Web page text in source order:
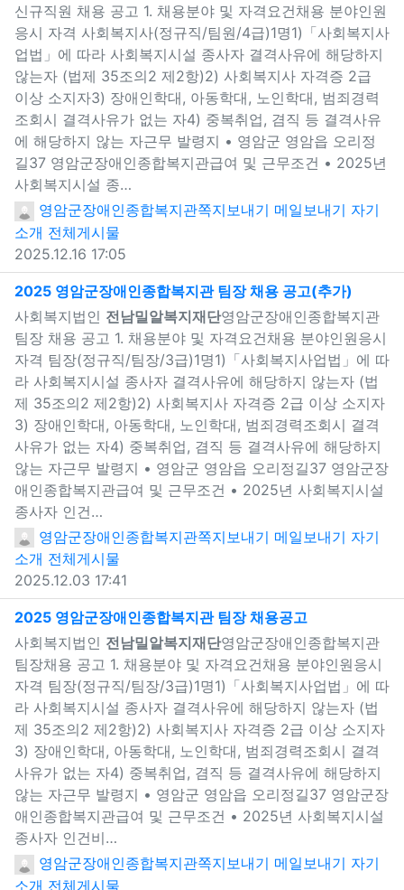
신규직원 채용 공고 1. 채용분야 및 자격요건채용 분야인원
응시 자격 사회복지사(정규직/팀원/4급)1명1)「사회복지사
업법」에 따라 사회복지시설 종사자 결격사유에 해당하지
않는자 (법제 35조의2 제2항)2) 사회복지사 자격증 2급
이상 소지자3) 장애인학대, 아동학대, 노인학대, 범죄경력
조회시 결격사유가 없는 자4) 중복취업, 겸직 등 결격사유
에 해당하지 않는 자근무 발령지 • 영암군 영암읍 오리정
길37 영암군장애인종합복지관급여 및 근무조건 • 2025년
사회복지시설 종…
영암군장애인종합복지관쪽지보내기 메일보내기 자기
소개 전체게시물
2025.12.16 17:05
2025 영암군장애인종합복지관 팀장 채용 공고(추가)
사회복지법인 전남밀알복지재단영암군장애인종합복지관
팀장 채용 공고 1. 채용분야 및 자격요건채용 분야인원응시
자격 팀장(정규직/팀장/3급)1명1)「사회복지사업법」에 따
라 사회복지시설 종사자 결격사유에 해당하지 않는자 (법
제 35조의2 제2항)2) 사회복지사 자격증 2급 이상 소지자
3) 장애인학대, 아동학대, 노인학대, 범죄경력조회시 결격
사유가 없는 자4) 중복취업, 겸직 등 결격사유에 해당하지
않는 자근무 발령지 • 영암군 영암읍 오리정길37 영암군장
애인종합복지관급여 및 근무조건 • 2025년 사회복지시설
종사자 인건…
영암군장애인종합복지관쪽지보내기 메일보내기 자기
소개 전체게시물
2025.12.03 17:41
2025 영암군장애인종합복지관 팀장 채용공고
사회복지법인 전남밀알복지재단영암군장애인종합복지관
팀장채용 공고 1. 채용분야 및 자격요건채용 분야인원응시
자격 팀장(정규직/팀장/3급)1명1)「사회복지사업법」에 따
라 사회복지시설 종사자 결격사유에 해당하지 않는자 (법
제 35조의2 제2항)2) 사회복지사 자격증 2급 이상 소지자
3) 장애인학대, 아동학대, 노인학대, 범죄경력조회시 결격
사유가 없는 자4) 중복취업, 겸직 등 결격사유에 해당하지
않는 자근무 발령지 • 영암군 영암읍 오리정길37 영암군장
애인종합복지관급여 및 근무조건 • 2025년 사회복지시설
종사자 인건비…
영암군장애인종합복지관쪽지보내기 메일보내기 자기
소개 전체게시물